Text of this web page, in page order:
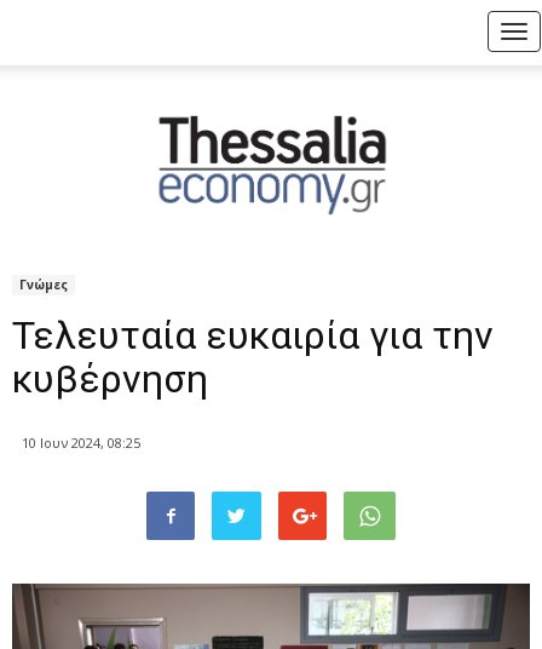
Γνώμες
Τελευταία ευκαιρία για την
κυβέρνηση
10 Ιουν 2024, 08:25